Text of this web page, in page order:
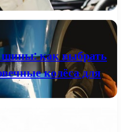
шины: как выбрать
колёса для